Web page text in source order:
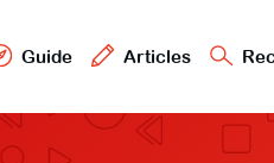
Guide Articles